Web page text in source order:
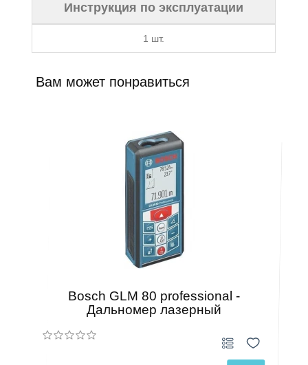
Инструкция по эксплуатации
1 шт.
Вам может понравиться
Bosch GLM 80 professional -
Дальномер лазерный